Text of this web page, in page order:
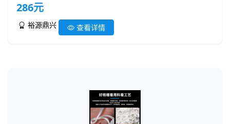
286元
裕源鼎兴 查看详情